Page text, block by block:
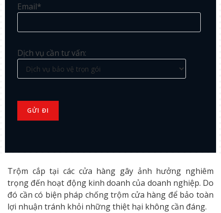
Email*
Dịch vụ cần tư vấn:
Trộm cắp tại các cửa hàng gây ảnh hưởng nghiêm
trọng đến hoạt động kinh doanh của doanh nghiệp. Do
đó cần có biện pháp chống trộm cửa hàng để bảo toàn
lợi nhuận tránh khỏi những thiệt hại không cần đáng.